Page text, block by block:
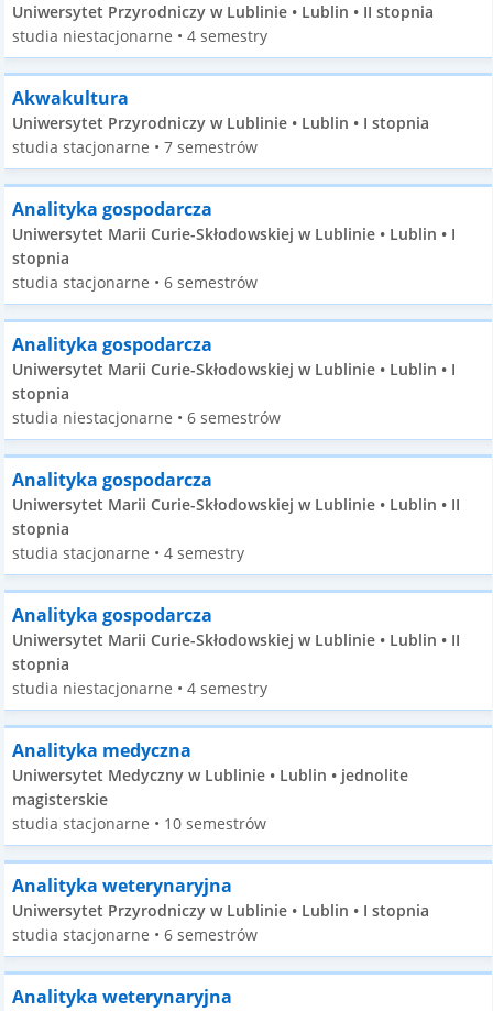
Uniwersytet Przyrodniczy w Lublinie • Lublin • II stopnia
studia niestacjonarne • 4 semestry
Akwakultura
Uniwersytet Przyrodniczy w Lublinie • Lublin • I stopnia
studia stacjonarne • 7 semestrów
Analityka gospodarcza
Uniwersytet Marii Curie-Skłodowskiej w Lublinie • Lublin • I
stopnia
studia stacjonarne • 6 semestrów
Analityka gospodarcza
Uniwersytet Marii Curie-Skłodowskiej w Lublinie • Lublin • I
stopnia
studia niestacjonarne • 6 semestrów
Analityka gospodarcza
Uniwersytet Marii Curie-Skłodowskiej w Lublinie • Lublin • II
stopnia
studia stacjonarne • 4 semestry
Analityka gospodarcza
Uniwersytet Marii Curie-Skłodowskiej w Lublinie • Lublin • II
stopnia
studia niestacjonarne • 4 semestry
Analityka medyczna
Uniwersytet Medyczny w Lublinie • Lublin • jednolite
magisterskie
studia stacjonarne • 10 semestrów
Analityka weterynaryjna
Uniwersytet Przyrodniczy w Lublinie • Lublin • I stopnia
studia stacjonarne • 6 semestrów
Analityka weterynaryjna